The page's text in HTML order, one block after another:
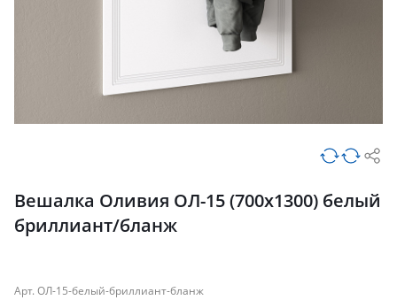
Вешалка Оливия ОЛ-15 (700х1300) белый
бриллиант/бланж
Арт. ОЛ-15-белый-бриллиант-бланж